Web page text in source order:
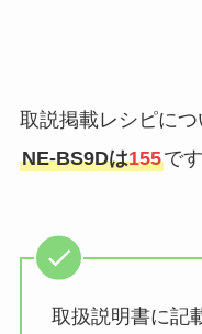
取説掲載レシピにつ
NE-BS9Dは155です
取扱説明書に記